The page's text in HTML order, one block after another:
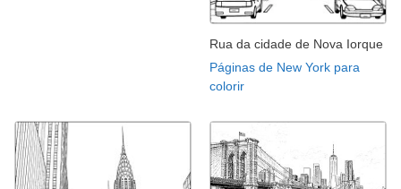
Rua da cidade de Nova Iorque
Páginas de New York para
colorir